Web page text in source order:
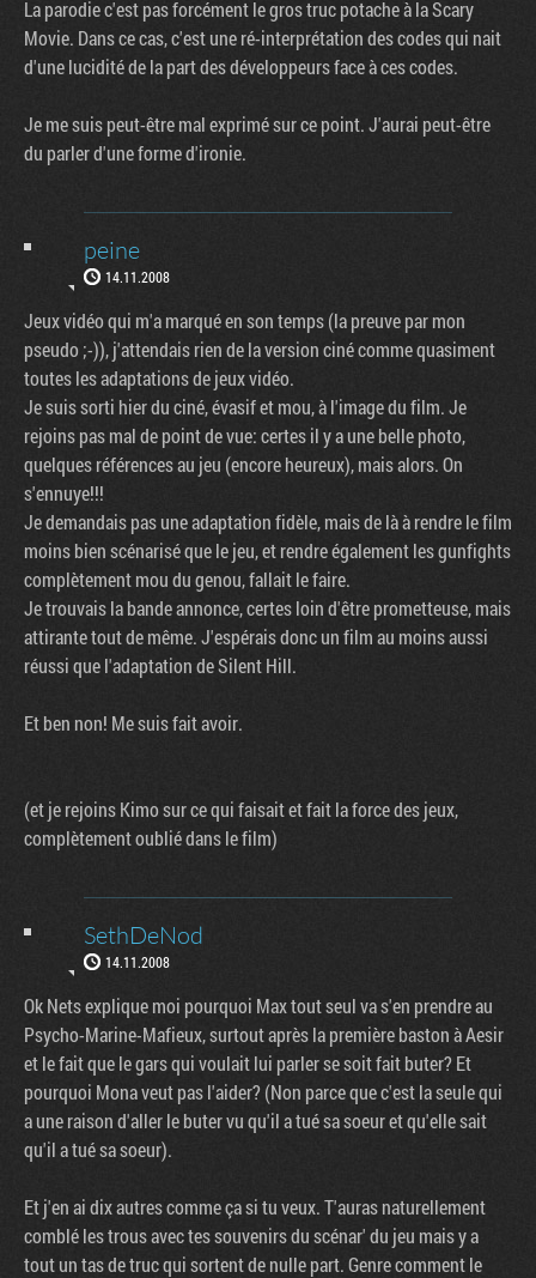
La parodie c'est pas forcément le gros truc potache à la Scary
Movie. Dans ce cas, c'est une ré-interprétation des codes qui nait
d'une lucidité de la part des développeurs face à ces codes.
Je me suis peut-être mal exprimé sur ce point. J'aurai peut-être
du parler d'une forme d'ironie.
peine
14.11.2008
Jeux vidéo qui m'a marqué en son temps (la preuve par mon
pseudo ;-)), j'attendais rien de la version ciné comme quasiment
toutes les adaptations de jeux vidéo.
Je suis sorti hier du ciné, évasif et mou, à l'image du film. Je
rejoins pas mal de point de vue: certes il y a une belle photo,
quelques références au jeu (encore heureux), mais alors. On
s'ennuye!!!
Je demandais pas une adaptation fidèle, mais de là à rendre le film
moins bien scénarisé que le jeu, et rendre également les gunfights
complètement mou du genou, fallait le faire.
Je trouvais la bande annonce, certes loin d'être prometteuse, mais
attirante tout de même. J'espérais donc un film au moins aussi
réussi que l'adaptation de Silent Hill.
Et ben non! Me suis fait avoir.
(et je rejoins Kimo sur ce qui faisait et fait la force des jeux,
complètement oublié dans le film)
SethDeNod
14.11.2008
Ok Nets explique moi pourquoi Max tout seul va s'en prendre au
Psycho-Marine-Mafieux, surtout après la première baston à Aesir
et le fait que le gars qui voulait lui parler se soit fait buter? Et
pourquoi Mona veut pas l'aider? (Non parce que c'est la seule qui
a une raison d'aller le buter vu qu'il a tué sa soeur et qu'elle sait
qu'il a tué sa soeur).
Et j'en ai dix autres comme ça si tu veux. T'auras naturellement
comblé les trous avec tes souvenirs du scénar' du jeu mais y a
tout un tas de truc qui sortent de nulle part. Genre comment le